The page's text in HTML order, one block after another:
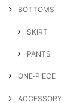
BOTTOMS
SKIRT
PANTS
ONE‐PIECE
ACCESSORY